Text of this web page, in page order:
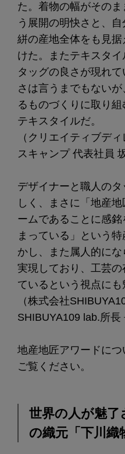
た。着物の幅がその
う展開の明快さと、
絣の産地全体をも見
けた。またテキスタ
タッグの良さが現れ
さは言うまでもない
るものづくりに取り
テキスタイルだ。
（クリエイティブデ
スキャンプ 代表社員
デザイナーと職人の
しく、まさに「地産
ームであることに感
まっている」という
かし、また属人的に
実現しており、工芸
ているという視点にも
（株式会社
SHIBUYA109 lab.所長
地産地匠アワードに
ご覧ください。
世界の人が魅了
の織元「下川織